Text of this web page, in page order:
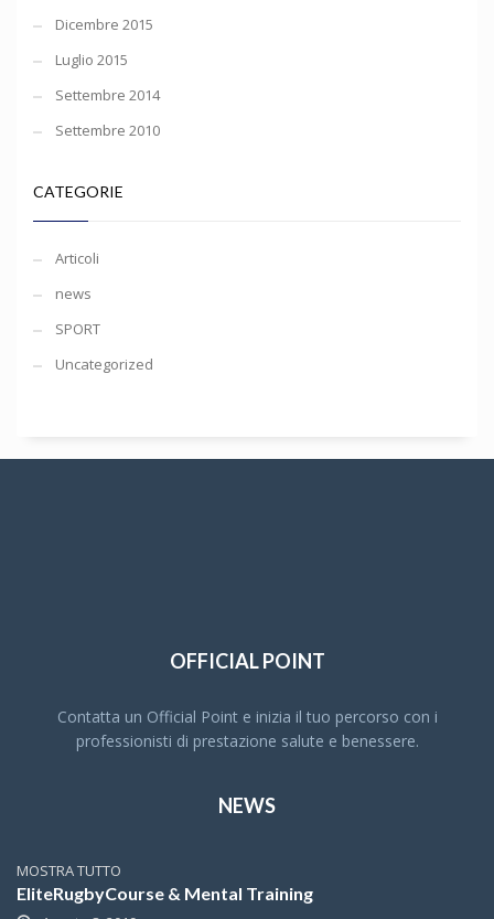
Dicembre 2015
Luglio 2015
Settembre 2014
Settembre 2010
CATEGORIE
Articoli
news
SPORT
Uncategorized
OFFICIAL POINT
Contatta un Official Point e inizia il tuo percorso con i
professionisti di prestazione salute e benessere.
NEWS
MOSTRA TUTTO
EliteRugbyCourse & Mental Training